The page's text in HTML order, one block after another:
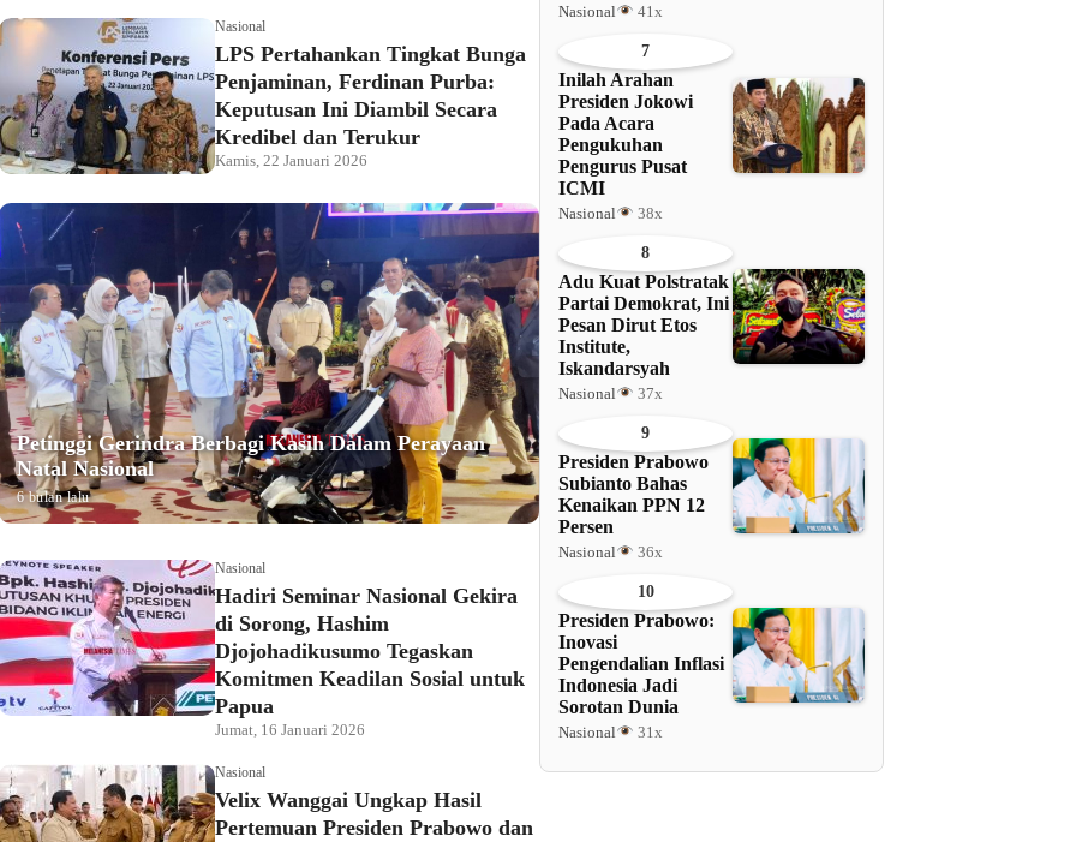
Nasional
LPS Pertahankan Tingkat Bunga
Penjaminan, Ferdinan Purba:
Keputusan Ini Diambil Secara
Kredibel dan Terukur
Kamis, 22 Januari 2026
Petinggi Gerindra Berbagi Kasih Dalam Perayaan
Natal Nasional
6 bulan lalu
Nasional
Hadiri Seminar Nasional Gekira
di Sorong, Hashim
Djojohadikusumo Tegaskan
Komitmen Keadilan Sosial untuk
Papua
Jumat, 16 Januari 2026
Nasional
Velix Wanggai Ungkap Hasil
Pertemuan Presiden Prabowo dan
Nasional 41x
7
Inilah Arahan
Presiden Jokowi
Pada Acara
Pengukuhan
Pengurus Pusat
ICMI
Nasional 38x
8
Adu Kuat Polstratak
Partai Demokrat, Ini
Pesan Dirut Etos
Institute,
Iskandarsyah
Nasional 37x
9
Presiden Prabowo
Subianto Bahas
Kenaikan PPN 12
Persen
Nasional 36x
10
Presiden Prabowo:
Inovasi
Pengendalian Inflasi
Indonesia Jadi
Sorotan Dunia
Nasional 31x